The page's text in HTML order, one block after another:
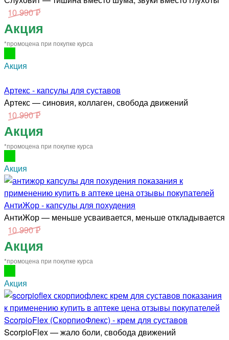
10 990 ₽
Акция
*промоцена при покупке курса
Акция
Артекс - капсулы для суставов
Артекс — синовия, коллаген, свобода движений
10 990 ₽
Акция
*промоцена при покупке курса
Акция
АнтиЖор - капсулы для похудения
АнтиЖор — меньше усваивается, меньше откладывается
10 990 ₽
Акция
*промоцена при покупке курса
Акция
ScorpioFlex (СкорпиоФлекс) - крем для суставов
ScorpioFlex — жало боли, свобода движений